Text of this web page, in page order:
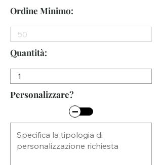
Ordine Minimo:
Quantità:
Personalizzare?